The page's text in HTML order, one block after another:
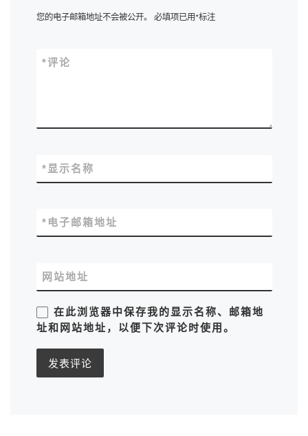
您的电子邮箱地址不会被公开。 必填项已用*标注
评论
*
显示名称
*
电子邮箱地址
*
网站地址
在此浏览器中保存我的显示名称、邮箱地
址和网站地址，以便下次评论时使用。